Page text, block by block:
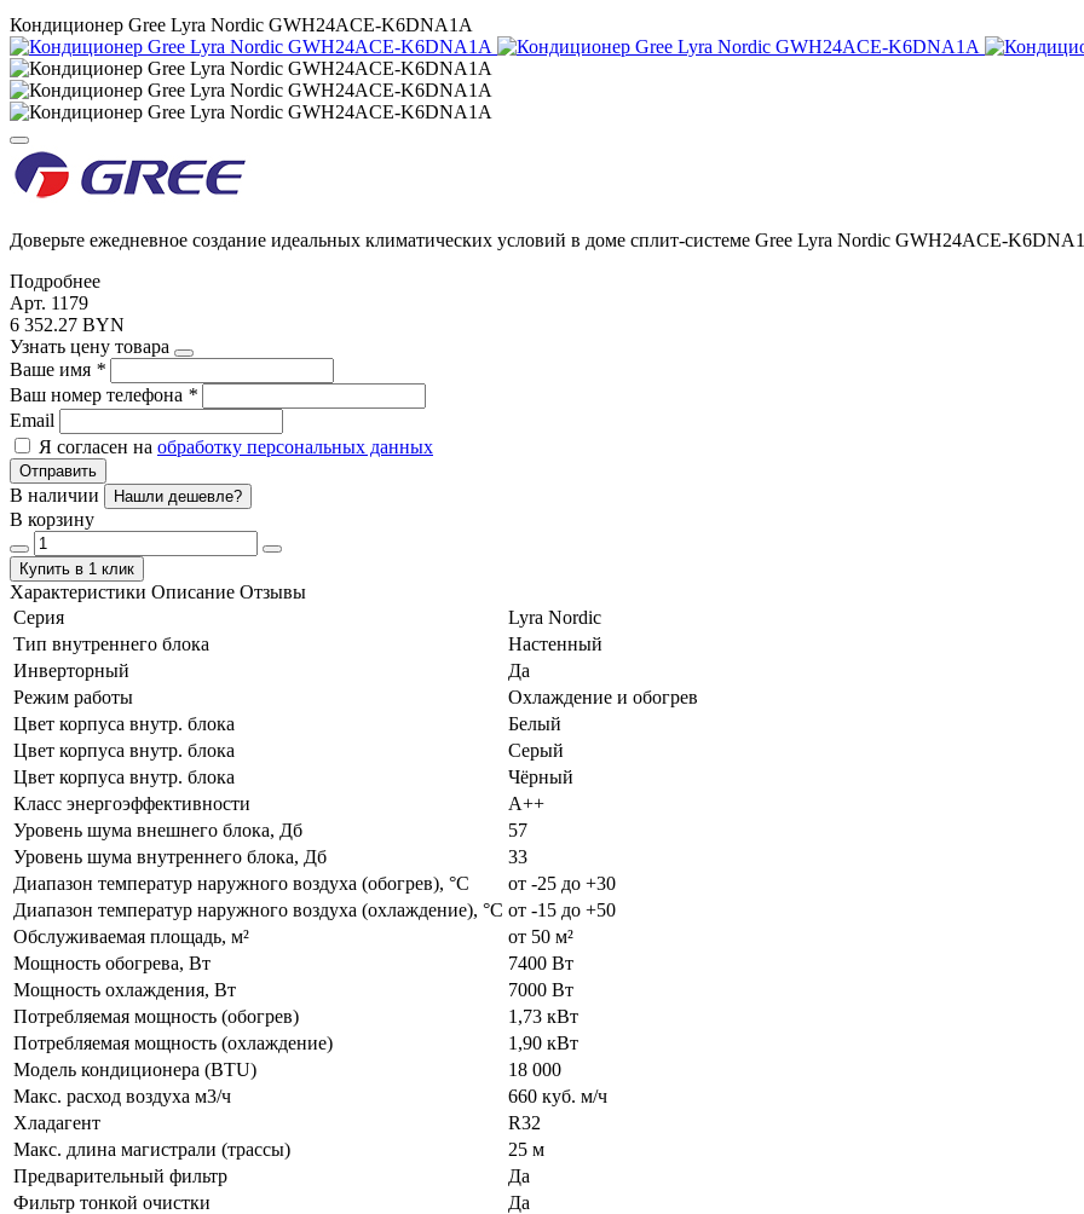
Кондиционер Gree Lyra Nordic GWH24ACE-K6DNA1A
Доверьте ежедневное создание идеальных климатических условий в доме сплит-системе Gree Lyra Nordic GWH24ACE-
Подробнее
Арт. 1179
6 352.27 BYN
Узнать цену товара
Ваше имя *
Ваш номер телефона *
Email
Я согласен на обработку персональных данных
Отправить
В наличии Нашли дешевле?
В корзину
Купить в 1 клик
Характеристики Описание Отзывы
Серия
Lyra Nordic
Тип внутреннего блока
Настенный
Инверторный
Да
Режим работы
Охлаждение и обогрев
Цвет корпуса внутр. блока
Белый
Цвет корпуса внутр. блока
Серый
Цвет корпуса внутр. блока
Чёрный
Класс энергоэффективности
А++
Уровень шума внешнего блока, Дб
57
Уровень шума внутреннего блока, Дб
33
Диапазон температур наружного воздуха (обогрев), °C
от -25 до +30
Диапазон температур наружного воздуха (охлаждение), °C от -15 до +50
Обслуживаемая площадь, м²
от 50 м²
Мощность обогрева, Вт
7400 Вт
Мощность охлаждения, Вт
7000 Вт
Потребляемая мощность (обогрев)
1,73 кВт
Потребляемая мощность (охлаждение)
1,90 кВт
Модель кондиционера (BTU)
18 000
Макс. расход воздуха м3/ч
660 куб. м/ч
Хладагент
R32
Макс. длина магистрали (трассы)
25 м
Предварительный фильтр
Да
Фильтр тонкой очистки
Да